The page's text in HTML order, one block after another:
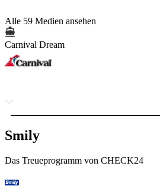
Alle 59 Medien ansehen
Carnival Dream
Smily
Das Treueprogramm von CHECK24